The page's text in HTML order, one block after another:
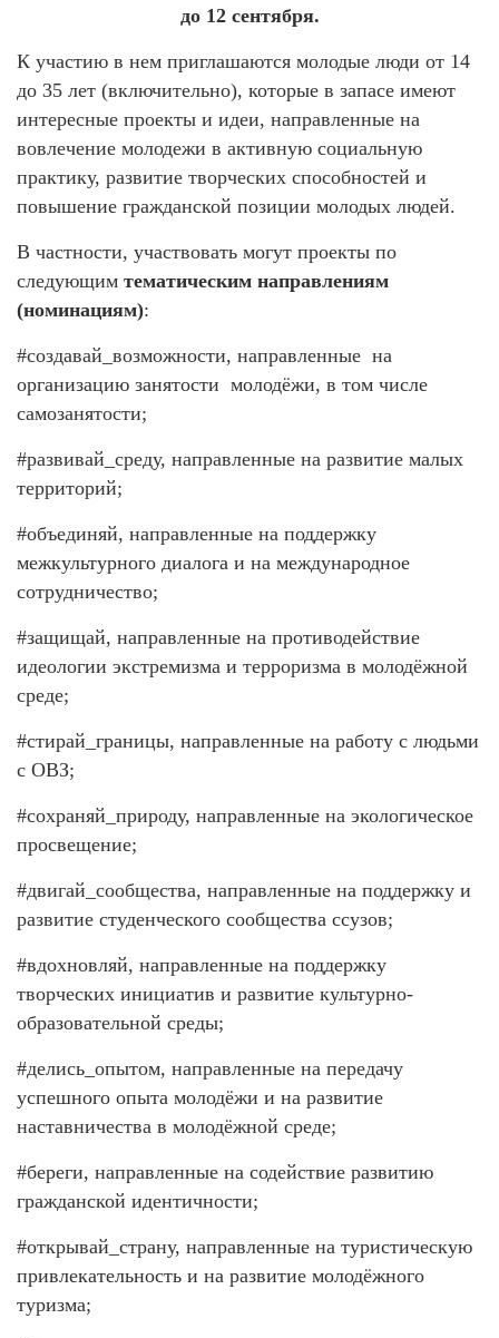
до 12 сентября.
К участию в нем приглашаются молодые люди от 14
до 35 лет (включительно), которые в запасе имеют
интересные проекты и идеи, направленные на
вовлечение молодежи в активную социальную
практику, развитие творческих способностей и
повышение гражданской позиции молодых людей.
В частности, участвовать могут проекты по
следующим тематическим направлениям
(номинациям):
#создавай_возможности, направленные на
организацию занятости молодёжи, в том числе
самозанятости;
#развивай_среду, направленные на развитие малых
территорий;
#объединяй, направленные на поддержку
межкультурного диалога и на международное
сотрудничество;
#защищай, направленные на противодействие
идеологии экстремизма и терроризма в молодёжной
среде;
#стирай_границы, направленные на работу с людьми
с ОВЗ;
#сохраняй_природу, направленные на экологическое
просвещение;
#двигай_сообщества, направленные на поддержку и
развитие студенческого сообщества ссузов;
#вдохновляй, направленные на поддержку
творческих инициатив и развитие культурно-
образовательной среды;
#делись_опытом, направленные на передачу
успешного опыта молодёжи и на развитие
наставничества в молодёжной среде;
#береги, направленные на содействие развитию
гражданской идентичности;
#открывай_страну, направленные на туристическую
привлекательность и на развитие молодёжного
туризма;